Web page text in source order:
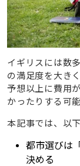
5大学都市で英
おすすめ
5.1Kaplan
6費用を賢く抑
6.1費用の安
イギリス語
7.1英語力が
イギリスには数
の満足度を大き
予想以上に費用
かったりする可
本記事では、以
都市選びは
決める